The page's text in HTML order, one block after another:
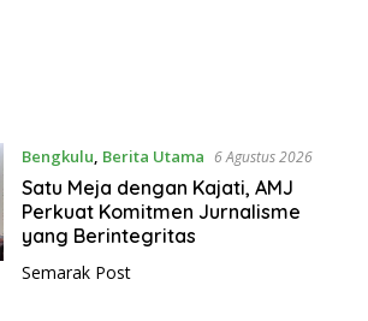
Bengkulu Berita Utama 6 Agustus 2026
Satu Meja dengan Kajati, AMJ
Perkuat Komitmen Jurnalisme
yang Berintegritas
Semarak Post